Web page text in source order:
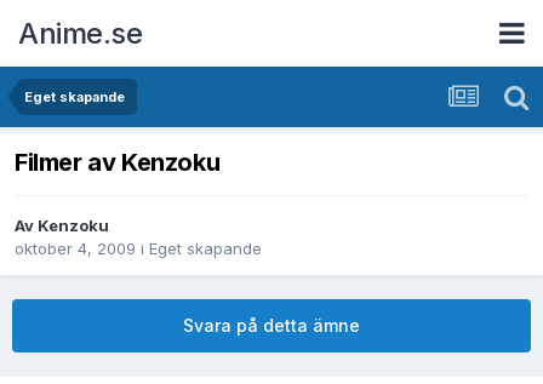
Anime.se
Eget skapande
Filmer av Kenzoku
Av Kenzoku
oktober 4, 2009 i Eget skapande
Svara på detta ämne